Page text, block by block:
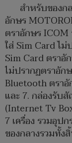
สำหรับของก
อักษร
ตราอักษร ICOM
ใส่ Sim Card ไม่
Sim Card ตราอั
ไม่ปรากฏตราอัก
Bluetooth ตราอั
และ 7. กล่องรับ
(Internet Tv
7 เครื่อง รวมอุป
ของกลางรวมทั้ง